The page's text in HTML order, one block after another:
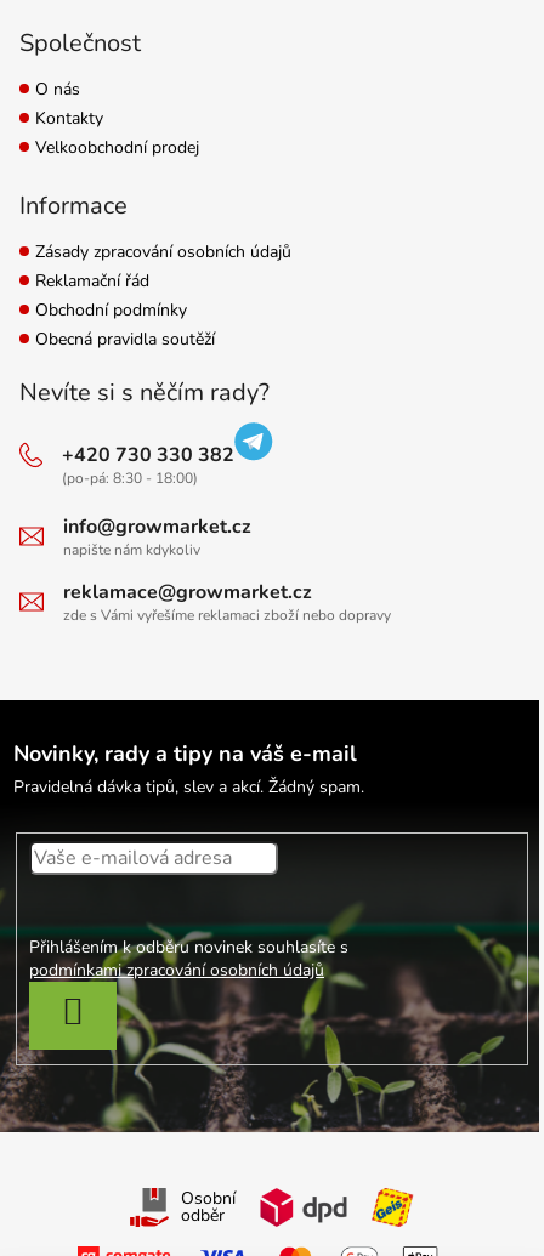
Společnost
O nás
Kontakty
Velkoobchodní prodej
Informace
Zásady zpracování osobních údajů
Reklamační řád
Obchodní podmínky
Obecná pravidla soutěží
Nevíte si s něčím rady?
+420 730 330 382
(po-pá: 8:30 - 18:00)
info@growmarket.cz
napište nám kdykoliv
reklamace@growmarket.cz
zde s Vámi vyřešíme reklamaci zboží nebo dopravy
Novinky, rady a tipy na váš e-mail
Pravidelná dávka tipů, slev a akcí. Žádný spam.
Přihlášením k odběru novinek souhlasíte s
podmínkami zpracování osobních údajů
PŘIHLÁSIT SE
Osobní
odběr